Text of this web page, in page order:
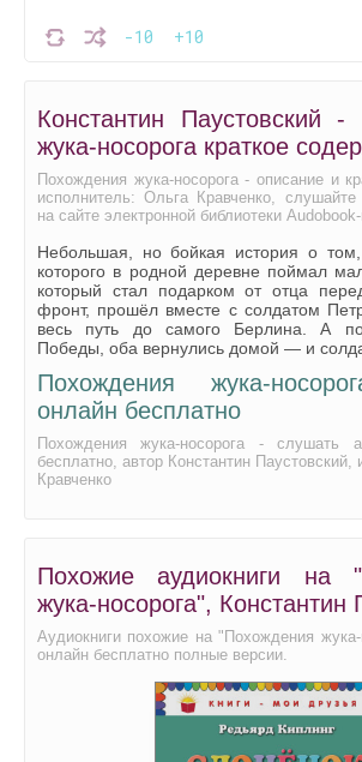
-10 +10
Константин Паустовский -
жука-носорога краткое
Похождения жука-носорога - описание и
исполнитель: Ольга Кравченко, слушайте
на сайте электронной библиотеки
Небольшая, но бойкая история о том,
которого в родной деревне поймал
который стал подарком от отца
фронт, прошёл вместе с солдатом
весь путь до самого Берлина. А
Победы, оба вернулись домой — и
Похождения жука-
онлайн бесплатно
Похождения жука-носорога - слушать
бесплатно, автор Константин Паустовский,
Кравченко
Похожие аудиокниги на
жука-носорога", Константин
Аудиокниги похожие на "Похождения
онлайн бесплатно полные версии.